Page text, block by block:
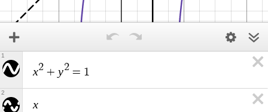
x2 + y2 = 1
1
x
2